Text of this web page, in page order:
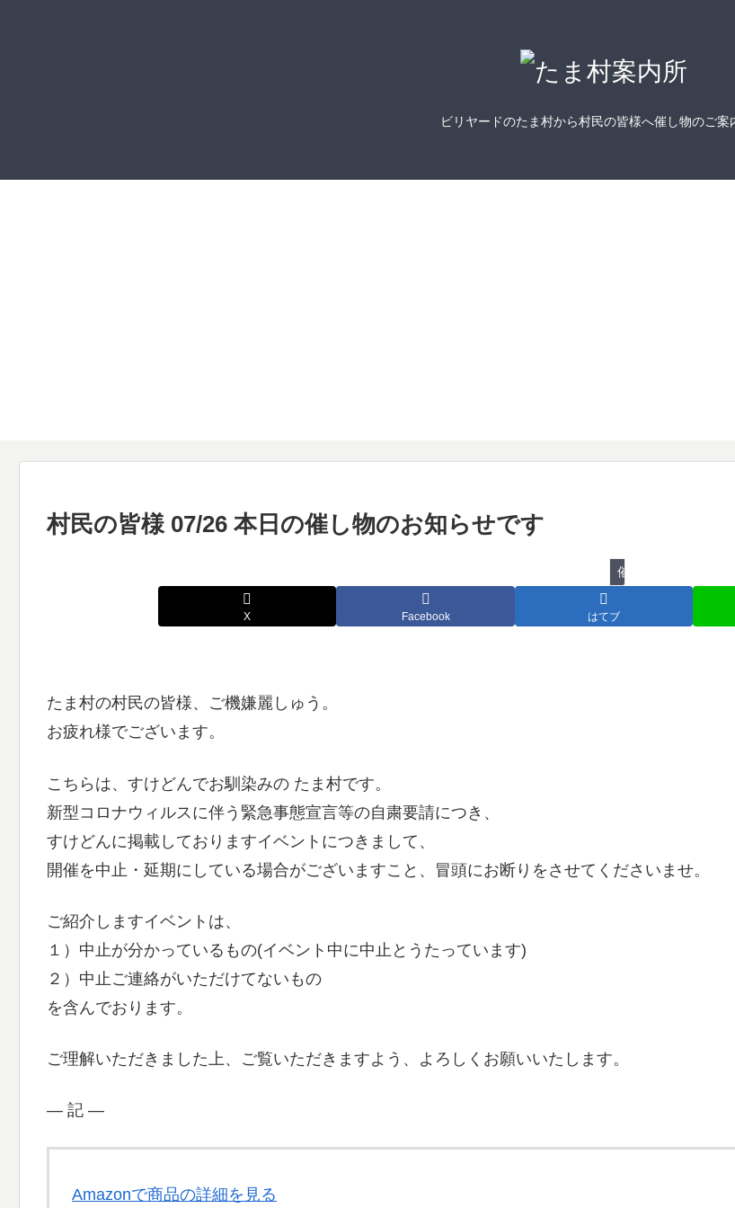
ビリヤードのたま村から村民の皆様へ催し物のご案
村民の皆様 07/26 本日の催し物のお知らせです
催し物
X Facebook はてブ
たま村の村民の皆様、ご機嫌麗しゅう。
お疲れ様でございます。
こちらは、すけどんでお馴染みの たま村です。
新型コロナウィルスに伴う緊急事態宣言等の自粛要請につき、
すけどんに掲載しておりますイベントにつきまして、
開催を中止・延期にしている場合がございますこと、冒頭にお断りをさせてくださいませ。
ご紹介しますイベントは、
１）中止が分かっているもの(イベント中に中止とうたっています)
２）中止ご連絡がいただけてないもの
を含んでおります。
ご理解いただきました上、ご覧いただきますよう、よろしくお願いいたします。
― 記 ―
Amazonで商品の詳細を見る